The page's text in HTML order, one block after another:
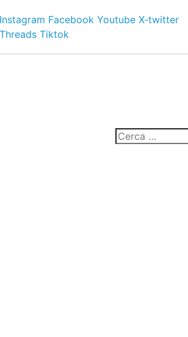
Instagram Facebook Youtube X-twitter
Threads Tiktok